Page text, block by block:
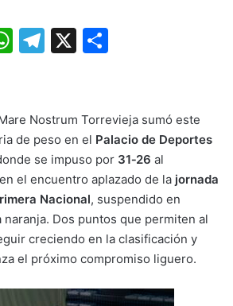
W
s
A
p
p
T
gr
a
m
X
p
ar
tir
Nostrum Torrevieja sumó este
de peso en el Palacio de Deportes
se impuso por 31‑26 al
el encuentro aplazado de la jornada
Nacional, suspendido en
Dos puntos que permiten al
creciendo en la clasificación y
el próximo compromiso liguero.